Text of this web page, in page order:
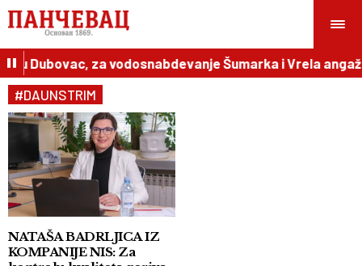
u Dubovac, za vodosnabdevanje Šumarka i Vrela
#DAUNSTRIM
NATAŠA BADRLJICA IZ
KOMPANIJE NIS: Za